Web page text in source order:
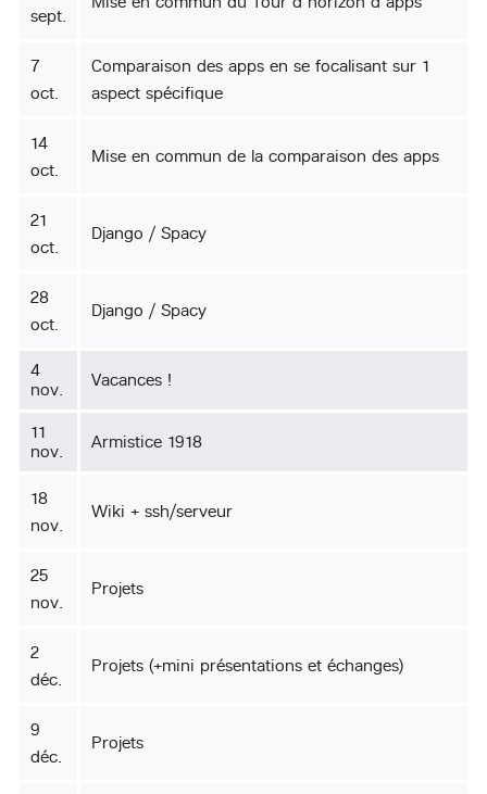
sept.
7
oct.
Comparaison des apps en se focalisant sur 1
aspect spécifique
14
oct.
Mise en commun de la comparaison des apps
21
oct.
Django / Spacy
28
oct.
Django / Spacy
4
nov.
Vacances !
11
nov.
Armistice 1918
18
nov.
Wiki + ssh/serveur
25
nov.
Projets
2
déc.
Projets (+mini présentations et échanges)
9
déc.
Projets